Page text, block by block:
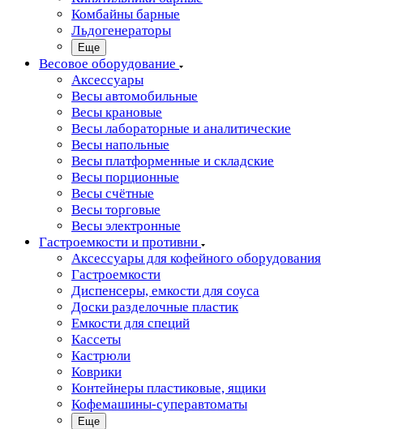
Комбайны барные
Льдогенераторы
Еще
Весовое оборудование
Аксессуары
Весы автомобильные
Весы крановые
Весы лабораторные и аналитические
Весы напольные
Весы платформенные и складские
Весы порционные
Весы счётные
Весы торговые
Весы электронные
Гастроемкости и противни
Аксессуары для кофейного оборудования
Гастроемкости
Диспенсеры, емкости для соуса
Доски разделочные пластик
Емкости для специй
Кассеты
Кастрюли
Коврики
Контейнеры пластиковые, ящики
Кофемашины-суперавтоматы
Еще